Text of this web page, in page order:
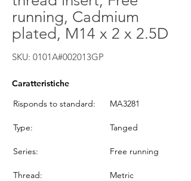
running, Cadmium
plated, M14 x 2 x 2.5D
SKU: 0101A#002013GP
Caratteristiche
Risponds to standard:
MA3281
Type: Tanged
Series: Free running
Thread: Metric